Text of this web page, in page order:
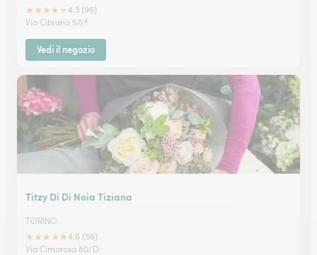
★★★★
4.3 (96)
Via Cibrario 57/f
Vedi il negozio
Titzy Di Di Noia Tiziana
TORINO
★★★★★4.6 (56)
Via Cimarosa 80/D